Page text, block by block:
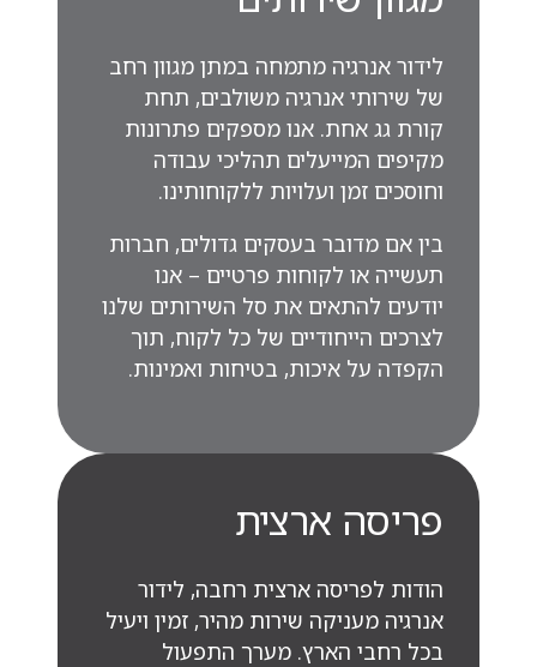
לידור אנרגיה מתמחה במתן מגוון רחב
של שירותי אנרגיה משולבים, תחת
קורת גג אחת. אנו מספקים פתרונות
מקיפים המייעלים תהליכי עבודה
וחוסכים זמן ועלויות ללקוחותינו.
בין אם מדובר בעסקים גדולים, חברות
תעשייה או לקוחות פרטיים – אנו
יודעים להתאים את סל השירותים שלנו
לצרכים הייחודיים של כל לקוח, תוך
הקפדה על איכות, בטיחות ואמינות.
פריסה ארצית
הודות לפריסה ארצית רחבה, לידור
אנרגיה מעניקה שירות מהיר, זמין ויעיל
בכל רחבי הארץ. מערך התפעול